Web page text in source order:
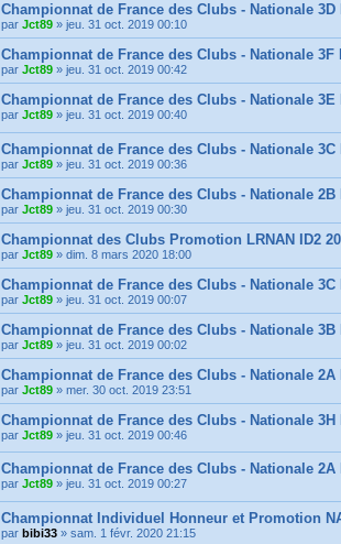
Championnat de France des Clubs - Nationale 3D
par Jct89 » jeu. 31 oct. 2019 00:10
Championnat de France des Clubs - Nationale 3F
par Jct89 » jeu. 31 oct. 2019 00:42
Championnat de France des Clubs - Nationale 3E
par Jct89 » jeu. 31 oct. 2019 00:40
Championnat de France des Clubs - Nationale 3C
par Jct89 » jeu. 31 oct. 2019 00:36
Championnat de France des Clubs - Nationale 2B
par Jct89 » jeu. 31 oct. 2019 00:30
Championnat des Clubs Promotion LRNAN ID2
par Jct89 » dim. 8 mars 2020 18:00
Championnat de France des Clubs - Nationale 3C
par Jct89 » jeu. 31 oct. 2019 00:07
Championnat de France des Clubs - Nationale 3B
par Jct89 » jeu. 31 oct. 2019 00:02
Championnat de France des Clubs - Nationale 2A
par Jct89 » mer. 30 oct. 2019 23:51
Championnat de France des Clubs - Nationale 3H
par Jct89 » jeu. 31 oct. 2019 00:46
Championnat de France des Clubs - Nationale 2A
par Jct89 » jeu. 31 oct. 2019 00:27
Championnat Individuel Honneur et Promotion
par bibi33 » sam. 1 févr. 2020 21:15